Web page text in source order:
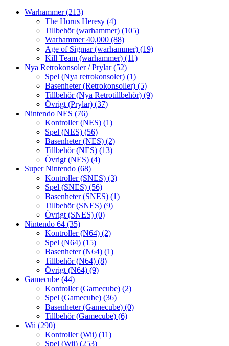
Warhammer(213)
The Horus Heresy (4)
Tillbehör (warhammer) (105)
Warhammer 40,000 (88)
Age of Sigmar (warhammer) (19)
Kill Team (warhammer) (11)
Nya Retrokonsoler / Prylar(52)
Spel (Nya retrokonsoler) (1)
Basenheter (Retrokonsoller) (5)
Tillbehör (Nya Retrotillbehör) (9)
Övrigt (Prylar) (37)
Nintendo NES (76)
Kontroller (NES) (1)
Spel (NES) (56)
Basenheter (NES) (2)
Tillbehör (NES) (13)
Övrigt (NES) (4)
Super Nintendo (68)
Kontroller (SNES) (3)
Spel (SNES) (56)
Basenheter (SNES) (1)
Tillbehör (SNES) (9)
Övrigt (SNES) (0)
Nintendo 64 (35)
Kontroller (N64) (2)
Spel (N64) (15)
Basenheter (N64) (1)
Tillbehör (N64) (8)
Övrigt (N64) (9)
Gamecube (44)
Kontroller (Gamecube) (2)
Spel (Gamecube) (36)
Basenheter (Gamecube) (0)
Tillbehör (Gamecube) (6)
Wii (290)
Kontroller (Wii) (11)
Spel (Wii) (253)